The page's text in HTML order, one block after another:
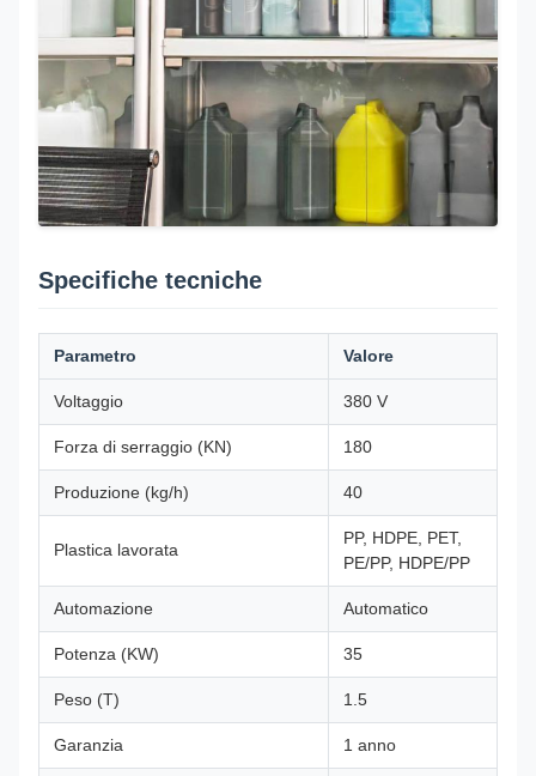
Specifiche tecniche
Parametro Valore
Voltaggio 380 V
Forza di serraggio (KN) 180
Produzione (kg/h) 40
Plastica lavorata
PP, HDPE, PET,
PE/PP, HDPE/PP
Automazione Automatico
Potenza (KW) 35
Peso (T) 1.5
Garanzia 1 anno